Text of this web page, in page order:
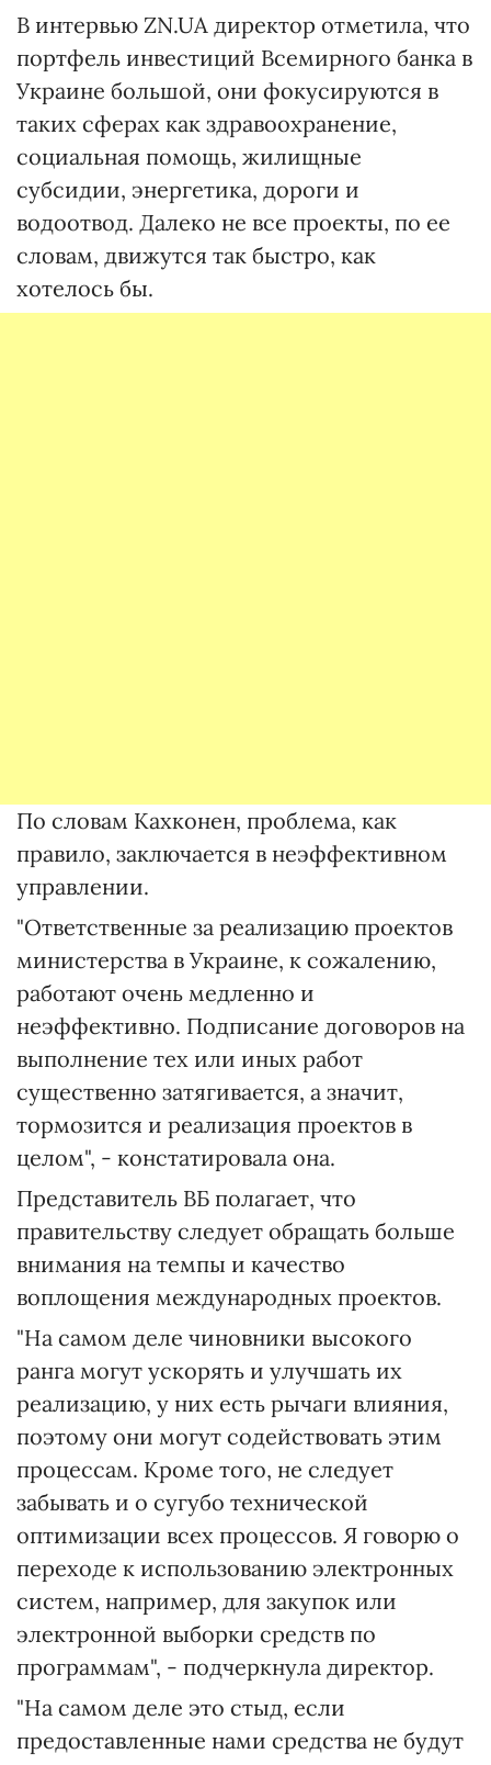
В интервью ZN.UA директор отметила, что
портфель инвестиций Всемирного банка в
Украине большой, они фокусируются в
таких сферах как здравоохранение,
социальная помощь, жилищные
субсидии, энергетика, дороги и
водоотвод. Далеко не все проекты, по ее
словам, движутся так быстро, как
хотелось бы.
По словам Кахконен, проблема, как
правило, заключается в неэффективном
управлении.
"Ответственные за реализацию проектов
министерства в Украине, к сожалению,
работают очень медленно и
неэффективно. Подписание договоров на
выполнение тех или иных работ
существенно затягивается, а значит,
тормозится и реализация проектов в
целом", - констатировала она.
Представитель ВБ полагает, что
правительству следует обращать больше
внимания на темпы и качество
воплощения международных проектов.
"На самом деле чиновники высокого
ранга могут ускорять и улучшать их
реализацию, у них есть рычаги влияния,
поэтому они могут содействовать этим
процессам. Кроме того, не следует
забывать и о сугубо технической
оптимизации всех процессов. Я говорю о
переходе к использованию электронных
систем, например, для закупок или
электронной выборки средств по
программам", - подчеркнула директор.
"На самом деле это стыд, если
предоставленные нами средства не будут